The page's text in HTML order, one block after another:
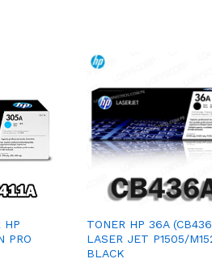
HP
PRO
TONER HP 36A
LASER JET P1505/
BLACK